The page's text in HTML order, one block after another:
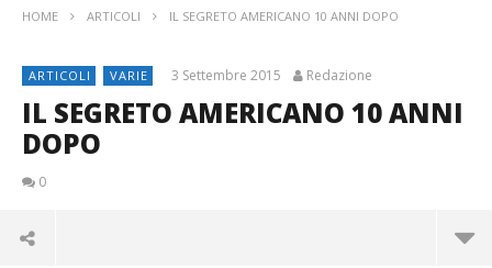
HOME ARTICOLI IL SEGRETO AMERICANO 10 ANNI DOPO
ARTICOLI VARIE 3 Settembre 2015 Redazione
IL SEGRETO AMERICANO 10 ANNI
DOPO
0